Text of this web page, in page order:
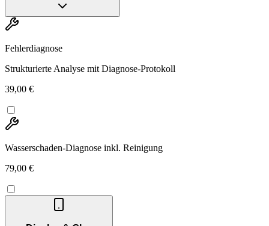
Fehlerdiagnose
Strukturierte Analyse mit Diagnose-Protokoll
39,00 €
Wasserschaden-Diagnose inkl. Reinigung
79,00 €